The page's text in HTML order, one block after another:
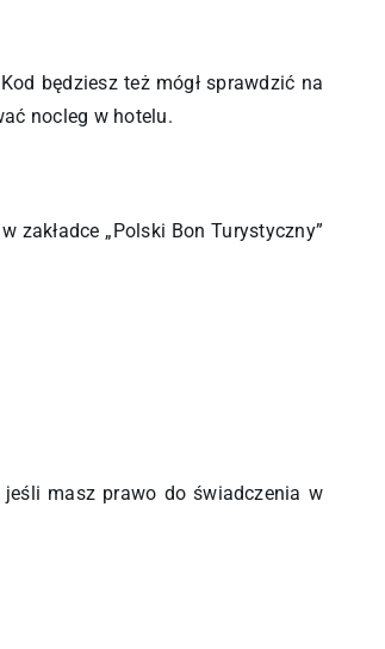
będziesz też mógł sprawdzić na
nocleg w hotelu.
zakładce „Polski Bon Turystyczny”
jeśli masz prawo do świadczenia w